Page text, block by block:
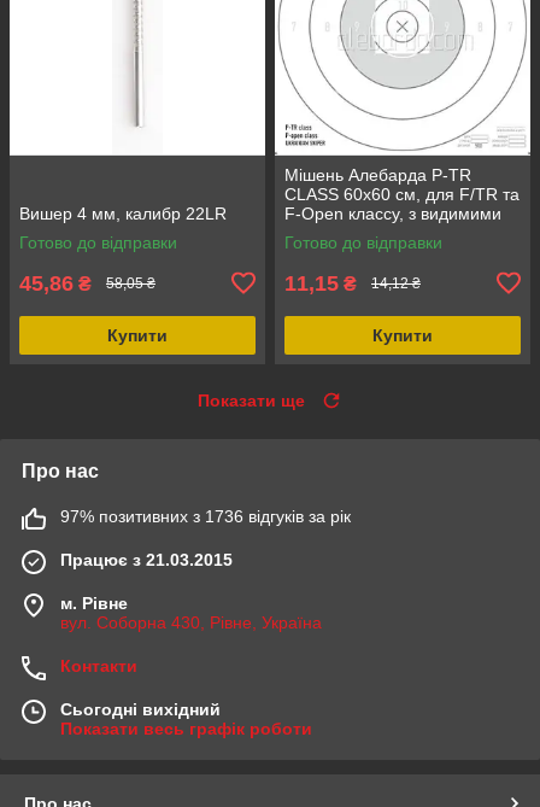
Вишер 4 мм, калибр 22LR
Готово до відправки
45,86 ₴ 58,05 ₴
Купити
Мішень Алебарда P-TR
CLASS 60х60 см, для F/TR та
F-Open классу, з видимими
попаданнями на 500 м
Готово до відправки
11,15 ₴ 14,12 ₴
Купити
Показати ще
Про нас
97% позитивних з 1736 відгуків за рік
Працює з 21.03.2015
м. Рівне
вул. Соборна 430, Рівне, Україна
Контакти
Сьогодні вихідний
Показати весь графік роботи
Про нас